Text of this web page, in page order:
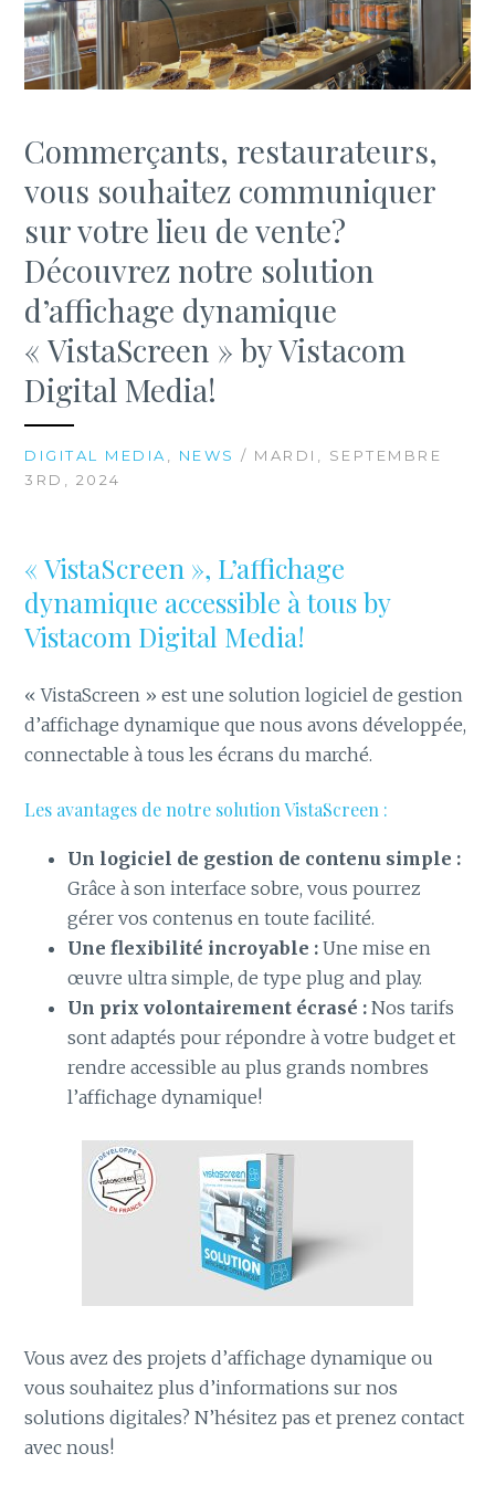
Commerçants, restaurateurs,
vous souhaitez communiquer
sur votre lieu de vente?
Découvrez notre solution
d’affichage dynamique
« VistaScreen » by Vistacom
Digital Media!
DIGITAL MEDIA NEWS / MARDI, SEPTEMBRE
3RD, 2024
« VistaScreen », L’affichage
dynamique accessible à tous by
Vistacom Digital Media!
« VistaScreen » est une solution logiciel de gestion
d’affichage dynamique que nous avons développée,
connectable à tous les écrans du marché.
Les avantages de notre solution VistaScreen :
Un logiciel de gestion de contenu simple :
Grâce à son interface sobre, vous pourrez
gérer vos contenus en toute facilité.
Une flexibilité incroyable :Une mise en
œuvre ultra simple, de type plug and play.
Un prix volontairement écrasé :Nos tarifs
sont adaptés pour répondre à votre budget et
rendre accessible au plus grands nombres
l’affichage dynamique!
Vous avez des projets d’affichage dynamique ou
vous souhaitez plus d’informations sur nos
solutions digitales? N’hésitez pas et prenez contact
avec nous!